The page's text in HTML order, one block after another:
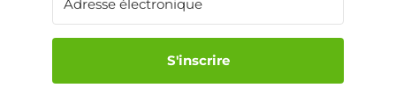
S'inscrire